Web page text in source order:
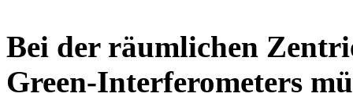
Bei der räumlichen
Green-Interferometers